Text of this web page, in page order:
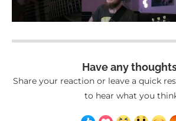
Have any
Share your reaction or leave a quick
to hear what you